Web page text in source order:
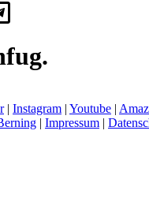
| Instagram | Youtube |
| Impressum |